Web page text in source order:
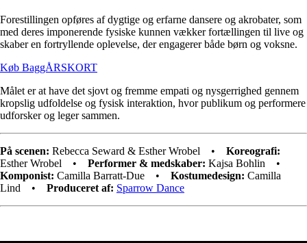
Forestillingen opføres af dygtige og erfarne dansere og akrobater, som
med deres imponerende fysiske kunnen vækker fortællingen til live og
skaber en fortryllende oplevelse, der engagerer både børn og voksne.
Køb BaggÅRSKORT
Målet er at have det sjovt og fremme empati og nysgerrighed gennem
kropslig udfoldelse og fysisk interaktion, hvor publikum og performere
udforsker og leger sammen.
På scenen: Rebecca Seward & Esther Wrobel • Koreografi:
Esther Wrobel • Performer & medskaber: Kajsa Bohlin •
Komponist: Camilla Barratt-Due • Kostumedesign: Camilla
Lind • Produceret af: Sparrow Dance